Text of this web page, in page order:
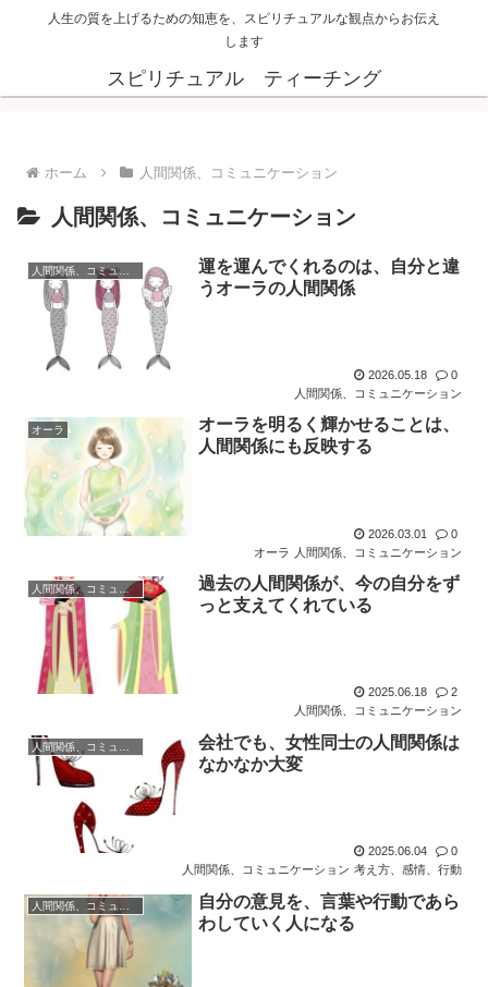
人生の質を上げるための知恵を、スピリチュアルな観点からお伝え
します
スピリチュアル ティーチング
ホーム 人間関係、コミュニケーション
人間関係、コミュニケーション
人間関係、コミュニケーション
運を運んでくれるのは、自分と違
うオーラの人間関係
2026.05.18
0
人間関係、コミュニケーション
オーラ
オーラを明るく輝かせることは、
人間関係にも反映する
2026.03.01
0
オーラ
人間関係、コミュニケーション
人間関係、コミュニケーション
過去の人間関係が、今の自分をず
っと支えてくれている
2025.06.18
2
人間関係、コミュニケーション
人間関係、コミュニケーション
会社でも、女性同士の人間関係は
なかなか大変
2025.06.04
0
人間関係、コミュニケーション 考え方、感情、行動
自分の意見を、言葉や行動であら
わしていく人になる